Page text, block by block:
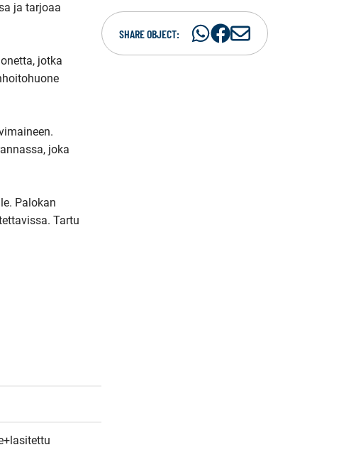
ja tarjoaa
jotka
joka
Palokan
Tartu
SHARE OBJECT:
ShareShare
S